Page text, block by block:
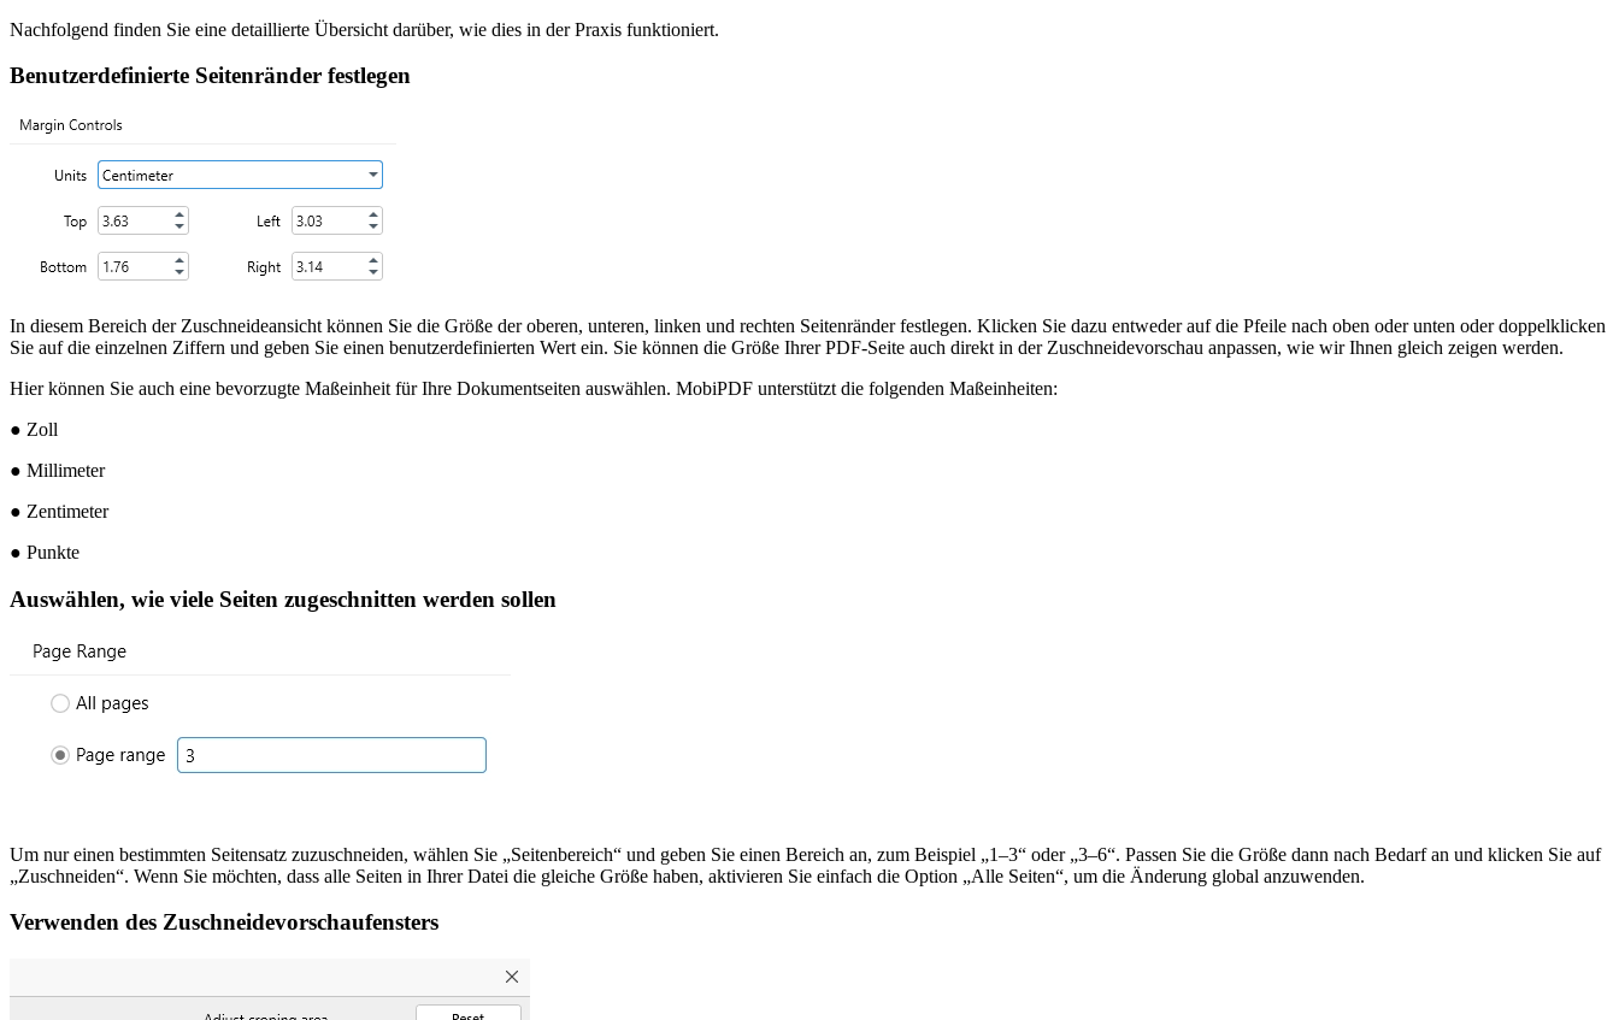
Nachfolgend finden Sie eine detaillierte Übersicht darüber, wie dies in der Praxis funktioniert.
Benutzerdefinierte Seitenränder festlegen
In diesem Bereich der Zuschneideansicht können Sie die Größe der oberen, unteren, linken und rechten Seitenränder festlegen. Klicken Sie dazu entweder auf die Pfeile nach oben oder unten oder doppelklicken
Sie auf die einzelnen Ziffern und geben Sie einen benutzerdefinierten Wert ein. Sie können die Größe Ihrer PDF-Seite auch direkt in der Zuschneidevorschau anpassen, wie wir Ihnen gleich zeigen werden.
Hier können Sie auch eine bevorzugte Maßeinheit für Ihre Dokumentseiten auswählen. MobiPDF unterstützt die folgenden Maßeinheiten:
● Zoll
● Millimeter
● Zentimeter
● Punkte
Auswählen, wie viele Seiten zugeschnitten werden sollen
Um nur einen bestimmten Seitensatz zuzuschneiden, wählen Sie „Seitenbereich“ und geben Sie einen Bereich an, zum Beispiel „1–3“ oder „3–6“. Passen Sie die Größe dann nach Bedarf an und klicken Sie auf
„Zuschneiden“. Wenn Sie möchten, dass alle Seiten in Ihrer Datei die gleiche Größe haben, aktivieren Sie einfach die Option „Alle Seiten“, um die Änderung global anzuwenden.
Verwenden des Zuschneidevorschaufensters